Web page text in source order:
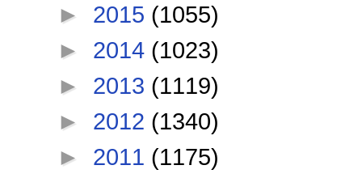
► 2015 (1055)
► 2014 (1023)
► 2013 (1119)
► 2012 (1340)
► 2011 (1175)